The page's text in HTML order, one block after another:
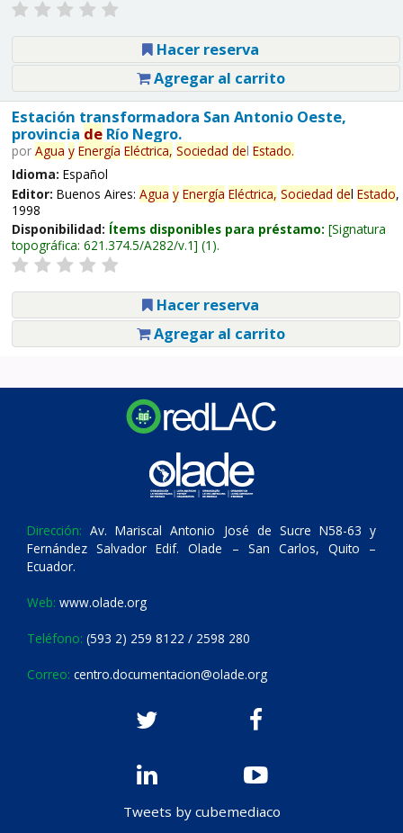
Hacer reserva
Agregar al carrito
Estación transformadora San Antonio Oeste,
provincia deRío Negro.
por Agua y Energía Eléctrica, Sociedad del Estado.
Idioma: Español
Editor: Buenos Aires: Agua y Energía Eléctrica, Sociedad del Estado,
1998
Disponibilidad: Ítems disponibles para préstamo: Signatura
topográfica: 621.374.5/A282/v.1 (1).
Hacer reserva
Agregar al carrito
Dirección: Av. Mariscal Antonio José de Sucre N58-63 y
Fernández Salvador Edif. Olade – San Carlos, Quito –
Ecuador.
Web: www.olade.org
Teléfono: (593 2) 259 8122 / 2598 280
Correo: centro.documentacion@olade.org
Tweets by cubemediaco